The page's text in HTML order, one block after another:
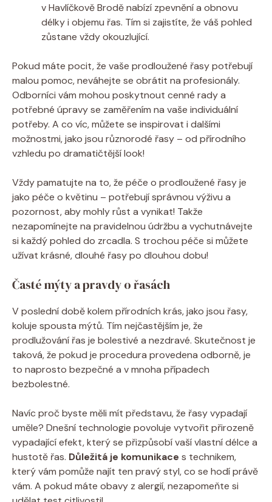
v Havlíčkově Brodě nabízí zpevnění ‍a obnovu
délky ⁢i objemu řas. Tím si zajistíte, že váš pohled
zůstane vždy okouzlující.
Pokud máte pocit, že vaše ‌prodloužené řasy potřebují
malou‍ pomoc, neváhejte se obrátit na profesionály.
Odborníci vám mohou poskytnout cenné rady a
⁣potřebné ⁤úpravy se zaměřením na ‍vaše individuální
potřeby. ⁤A co víc, můžete se inspirovat i dalšími
možnostmi, jako‍ jsou různorodé řasy – od přírodního
vzhledu po dramatičtější look!
Vždy pamatujte na to, že péče o ‌prodloužené řasy je‍
jako péče o květinu – potřebují správnou výživu a
pozornost, aby mohly růst ​a ⁢vynikat!⁤ Takže
nezapomínejte na pravidelnou⁣ údržbu a vychutnávejte
si každý pohled do zrcadla. S trochou‍ péče si můžete
užívat krásné, dlouhé řasy po dlouhou dobu!
Časté mýty a pravdy‍ o řasách
V poslední době kolem přírodních krás, jako jsou řasy,
koluje ⁢spousta mýtů. Tím nejčastějším je, že
prodlužování řas je bolestivé a nezdravé. Skutečnost ⁣je
taková, že pokud je procedura provedena odborně, je
to naprosto bezpečné a v mnoha případech
bezbolestné.
Navíc proč byste měli mít představu, že řasy vypadají
uměle? Dnešní⁣ technologie ‌povoluje vytvořit přirozeně
vypadající efekt, který se přizpůsobí vaší vlastní ​délce a
hustotě řas. Důležitá je komunikace s technikem,
který vám pomůže najít ten pravý styl, co se hodí právě
⁢vám. A pokud máte obavy z alergií, nezapomeňte si